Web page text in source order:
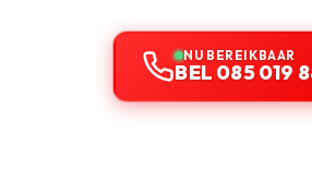
NU BEREIKBAAR
BEL 085 019